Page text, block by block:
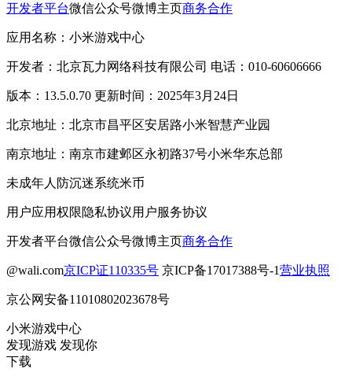
开发者平台微信公众号微博主页商务合作
应用名称：小米游戏中心
开发者：北京瓦力网络科技有限公司 电话：010-60606666
版本：13.5.0.70 更新时间：2025年3月24日
北京地址：北京市昌平区安居路小米智慧产业园
南京地址：南京市建邺区永初路37号小米华东总部
未成年人防沉迷系统米币
用户应用权限隐私协议用户服务协议
开发者平台微信公众号微博主页商务合作
@wali.com京ICP证110335号 京ICP备17017388号-1营业执照
京公网安备11010802023678号
小米游戏中心
发现游戏 发现你
下载